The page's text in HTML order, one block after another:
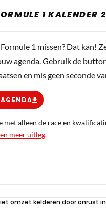
1 KALENDER
1 missen? Dat kan!
agenda. Gebruik de
en mis geen seconde
met alleen de race en
meer uitleg.
omzet kelderen door onrust